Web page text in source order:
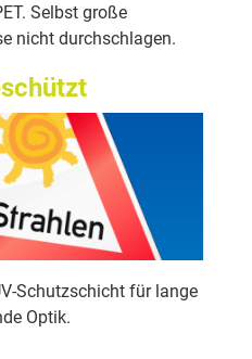
Selbst große
nicht durchschlagen.
Schutzschicht für lange
Optik.